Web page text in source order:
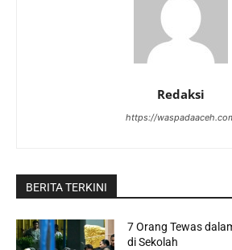
Redaksi
https://
BERITA TERKINI
7 Orang Tewas
di Sekolah